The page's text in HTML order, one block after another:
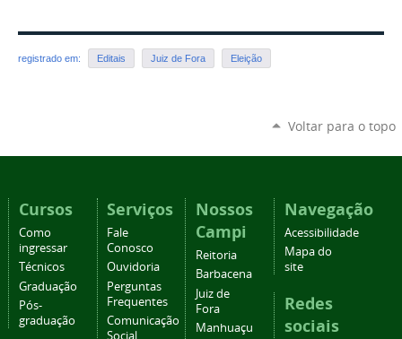
registrado em: Editais Juiz de Fora Eleição
Voltar para o topo
Cursos
Como
ingressar
Técnicos
Graduação
Pós-
graduação
Serviços
Fale
Conosco
Ouvidoria
Perguntas
Frequentes
Comunicação
Social
Nossos
Campi
Reitoria
Barbacena
Juiz de
Fora
Manhuaçu
Navegação
Acessibilidade
Mapa do
site
Redes
sociais